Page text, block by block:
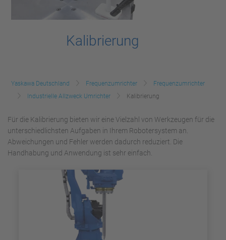
Kalibrierung
Yaskawa Deutschland Frequenzumrichter
Frequenzumrichter
Industrielle Allzweck Umrichter
Kalibrierung
Für die Kalibrierung bieten wir eine Vielzahl von Werkzeugen für die
unterschiedlichsten Aufgaben in Ihrem Robotersystem an.
Abweichungen und Fehler werden dadurch reduziert. Die
Handhabung und Anwendung ist sehr einfach.